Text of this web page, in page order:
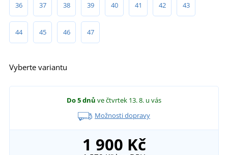
36 37 38 39 40 41 42 43
44 45 46 47
Vyberte variantu
Do 5 dnů ve čtvrtek 13. 8. u vás
Možnosti dopravy
1 900 Kč